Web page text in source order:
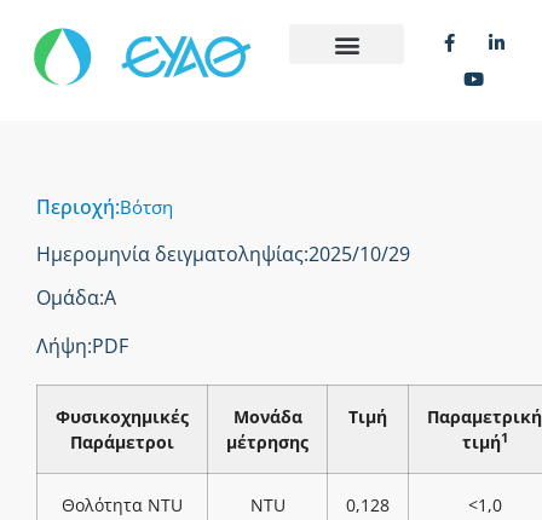
Περιοχή:Βότση
Ημερομηνία δειγματοληψίας:2025/10/29
Ομάδα:Α
Λήψη:PDF
Φυσικοχημικές
Παράμετροι
Μονάδα
μέτρησης
Τιμή
Παραμετρική
τιμή1
Θολότητα NTU NTU 0,128 <1,0